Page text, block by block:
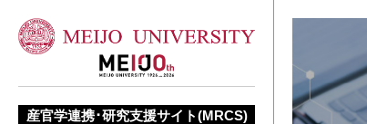
産官学連携･研究支援サイト(MRCS)